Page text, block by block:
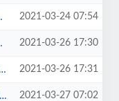
2021-03-24 07:54
2021-03-26 17:30
2021-03-26 17:31
2021-03-27 07:02